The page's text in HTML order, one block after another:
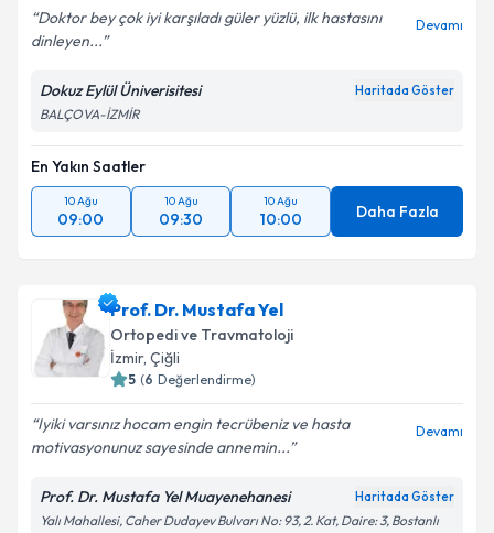
Doktor bey çok iyi karşıladı güler yüzlü, ilk hastasını
dinleyen...
Devamı
Dokuz Eylül Üniverisitesi Haritada Göster
BALÇOVA-İZMİR
En Yakın Saatler
10 Ağu
09:00
10 Ağu
09:30
10 Ağu
10:00 Daha Fazla
Prof. Dr. Mustafa Yel
Ortopedi ve Travmatoloji
İzmir, Çiğli
5 (6 Değerlendirme)
Iyiki varsınız hocam engin tecrübeniz ve hasta
motivasyonunuz sayesinde annemin...
Devamı
Prof. Dr. Mustafa Yel Muayenehanesi Haritada Göster
Yalı Mahallesi, Caher Dudayev Bulvarı No: 93, 2. Kat, Daire: 3, Bostanlı